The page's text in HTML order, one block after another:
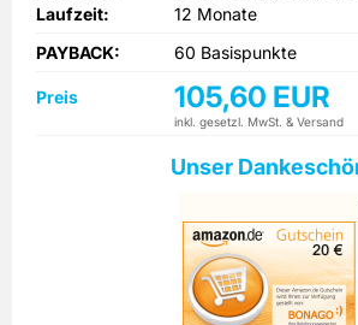
wie zum Beispiel DVDs zu Angler-
Laufzeit:
12 Monate
PAYBACK:
60 Basispunkte
Preis 105,60 EUR
inkl. gesetzl. MwSt. & Versand
Unser